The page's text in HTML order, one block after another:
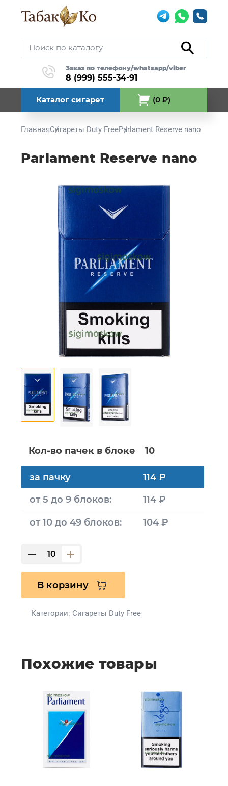
Заказ по телефону/whatsapp/viber
8 (999) 555-34-91
Каталог сигарет (0 ₽)
ГлавнаяСигареты Duty FreeParlament Reserve nano
Parlament Reserve nano
Кол-во пачек в блоке 10
за пачку
114 ₽
от 5 до 9 блоков:
114 ₽
от 10 до 49 блоков: 104 ₽
В корзину
Категории: Сигареты Duty Free
Похожие товары